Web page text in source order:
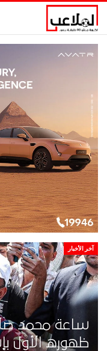
آخر الأخبار
ساعة محمد
ظهوره الأول